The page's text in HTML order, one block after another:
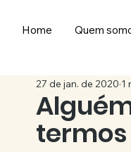
Home Quem
27 de jan. de 2020 1